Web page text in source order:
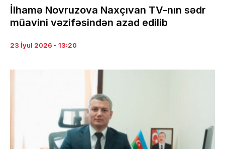
İlhamə Novruzova Naxçıvan TV-nın sədr
müavini vəzifəsindən azad edilib
23 İyul 2026 - 13:20